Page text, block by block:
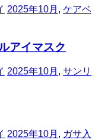
2025年10月 , ケアベ
アイマスク
2025年10月 , サンリ
2025年10月 , ガサ入